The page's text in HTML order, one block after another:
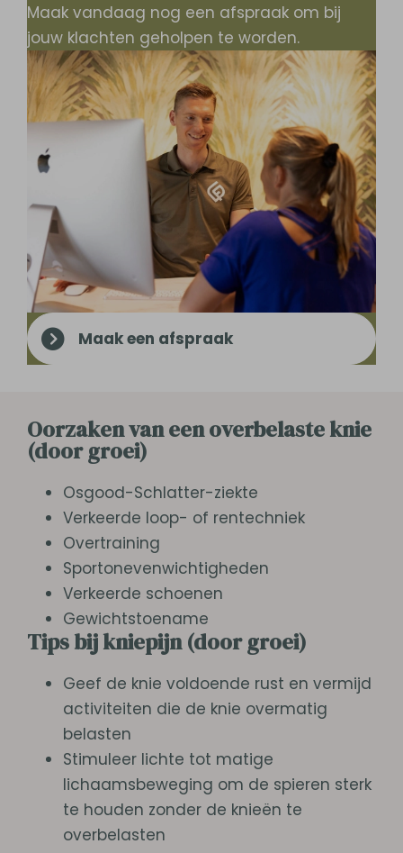
Maak vandaag nog een afspraak om bij
jouw klachten geholpen te worden.
Maak een afspraak
Oorzaken van een overbelaste knie
(door groei)
Osgood-Schlatter-ziekte
Verkeerde loop- of rentechniek
Overtraining
Sportonevenwichtigheden
Verkeerde schoenen
Gewichtstoename
Tips bij kniepijn (door groei)
Geef de knie voldoende rust en vermijd
activiteiten die de knie overmatig
belasten
Stimuleer lichte tot matige
lichaamsbeweging om de spieren sterk
te houden zonder de knieën te
overbelasten